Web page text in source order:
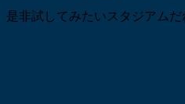
是非試してみたいスタジアムだ